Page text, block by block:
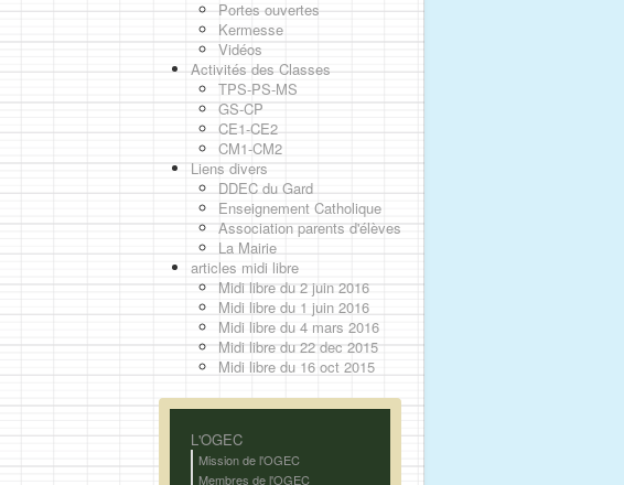
Portes ouvertes
Kermesse
Vidéos
Activités des Classes
TPS-PS-MS
GS-CP
CE1-CE2
CM1-CM2
Liens divers
DDEC du Gard
Enseignement Catholique
Association parents d'élèves
La Mairie
articles midi libre
Midi libre du 2 juin 2016
Midi libre du 1 juin 2016
Midi libre du 4 mars 2016
Midi libre du 22 dec 2015
Midi libre du 16 oct 2015
L'OGEC
Mission de l'OGEC
Membres de l'OGEC